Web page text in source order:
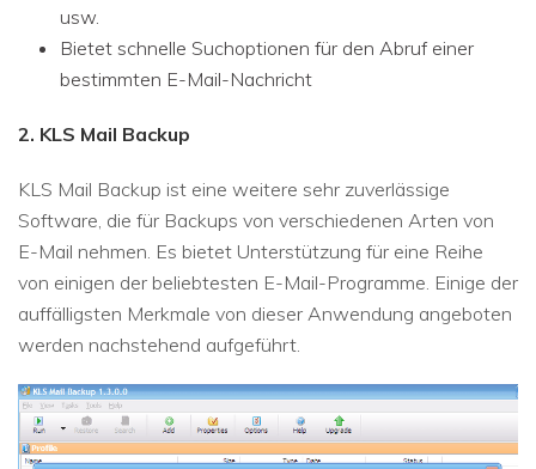
usw.
Bietet schnelle Suchoptionen für den Abruf einer
bestimmten E-Mail-Nachricht
2. KLS Mail Backup
KLS Mail Backup ist eine weitere sehr zuverlässige
Software, die für Backups von verschiedenen Arten von
E-Mail nehmen. Es bietet Unterstützung für eine Reihe
von einigen der beliebtesten E-Mail-Programme. Einige der
auffälligsten Merkmale von dieser Anwendung angeboten
werden nachstehend aufgeführt.